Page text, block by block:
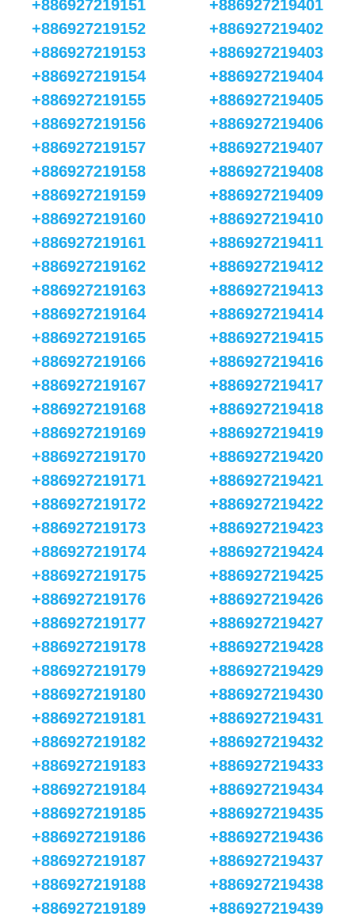
+886927219151
+886927219152
+886927219153
+886927219154
+886927219155
+886927219156
+886927219157
+886927219158
+886927219159
+886927219160
+886927219161
+886927219162
+886927219163
+886927219164
+886927219165
+886927219166
+886927219167
+886927219168
+886927219169
+886927219170
+886927219171
+886927219172
+886927219173
+886927219174
+886927219175
+886927219176
+886927219177
+886927219178
+886927219179
+886927219180
+886927219181
+886927219182
+886927219183
+886927219184
+886927219185
+886927219186
+886927219187
+886927219188
+886927219189
+886927219401
+886927219402
+886927219403
+886927219404
+886927219405
+886927219406
+886927219407
+886927219408
+886927219409
+886927219410
+886927219411
+886927219412
+886927219413
+886927219414
+886927219415
+886927219416
+886927219417
+886927219418
+886927219419
+886927219420
+886927219421
+886927219422
+886927219423
+886927219424
+886927219425
+886927219426
+886927219427
+886927219428
+886927219429
+886927219430
+886927219431
+886927219432
+886927219433
+886927219434
+886927219435
+886927219436
+886927219437
+886927219438
+886927219439